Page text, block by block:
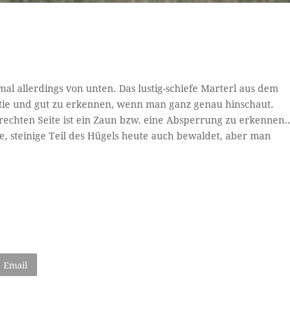
allerdings von unten. Das lustig-schiefe Marterl aus dem
und gut zu erkennen, wenn man ganz genau hinschaut.
Seite ist ein Zaun bzw. eine Absperrung zu erkennen..
steinige Teil des Hügels heute auch bewaldet, aber man
Email